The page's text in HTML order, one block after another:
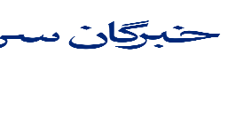
آموزش صفر تا صد الگوهای هارمونیک